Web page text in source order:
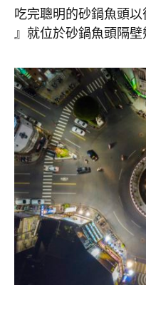
吃完聰明的砂鍋魚頭
』就位於砂鍋魚頭隔壁